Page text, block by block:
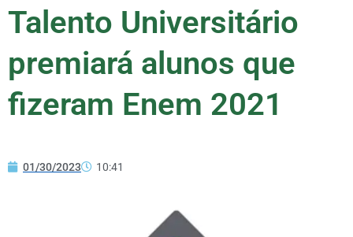
Talento Universitário
premiará alunos que
fizeram Enem 2021
01/30/2023 10:41